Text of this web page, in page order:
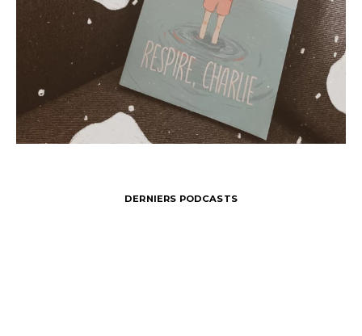
DERNIERS PODCASTS